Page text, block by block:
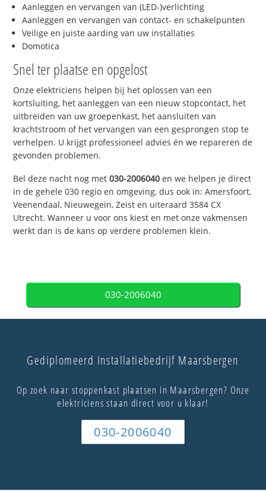
Aanleggen en vervangen van (LED-)verlichting
Aanleggen en vervangen van contact- en schakelpunten
Veilige en juiste aarding van uw installaties
Domotica
Snel ter plaatse en opgelost
Onze elektriciens helpen bij het oplossen van een
kortsluiting, het aanleggen van een nieuw stopcontact, het
uitbreiden van uw groepenkast, het aansluiten van
krachtstroom of het vervangen van een gesprongen stop te
verhelpen. U krijgt professioneel advies én we repareren de
gevonden problemen.
Bel deze nacht nog met030-2006040 en we helpen je direct
in de gehele 030 regio en omgeving, dus ook in: Amersfoort,
Veenendaal, Nieuwegein, Zeist en uiteraard 3584 CX
Utrecht. Wanneer u voor ons kiest en met onze vakmensen
werkt dan is de kans op verdere problemen klein.
030-2006040
Gediplomeerd Installatiebedrijf Maarsbergen
Op zoek naar stoppenkast plaatsen in Maarsbergen? Onze
elektriciens staan direct voor u klaar!
030-2006040